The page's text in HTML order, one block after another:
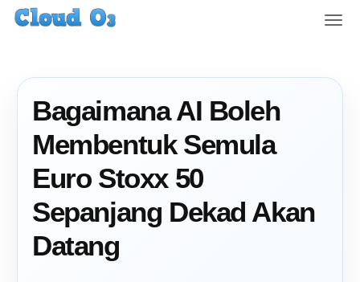
T
Bagaimana AI Boleh
Membentuk Semula
Euro Stoxx 50
Sepanjang Dekad Akan
Datang